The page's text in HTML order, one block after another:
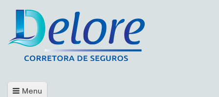
Menu